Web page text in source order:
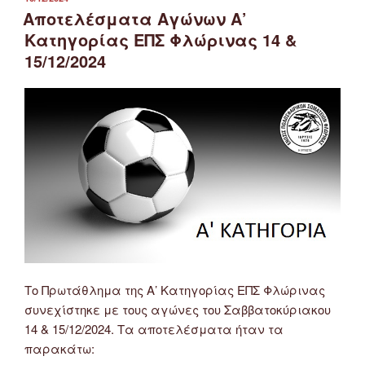
ΣΤΙΣ
Αποτελέσματα Αγώνων Α’
Κατηγορίας ΕΠΣ Φλώρινας 14 &
15/12/2024
Το Πρωτάθλημα της Α’ Κατηγορίας ΕΠΣ Φλώρινας
συνεχίστηκε με τους αγώνες του Σαββατοκύριακου
14 & 15/12/2024. Τα αποτελέσματα ήταν τα
παρακάτω: